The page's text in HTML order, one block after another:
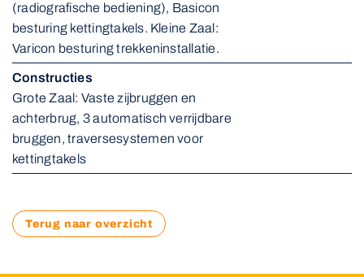
(radiografische bediening), Basicon
besturing kettingtakels. Kleine Zaal:
Varicon besturing trekkeninstallatie.
Constructies
Grote Zaal: Vaste zijbruggen en
achterbrug, 3 automatisch verrijdbare
bruggen, traversesystemen voor
kettingtakels
Terug naar overzicht